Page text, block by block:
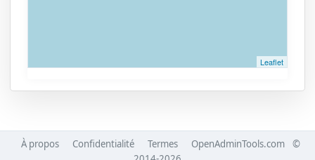
Leaflet
À propos Confidentialité Termes OpenAdminTools.com
©